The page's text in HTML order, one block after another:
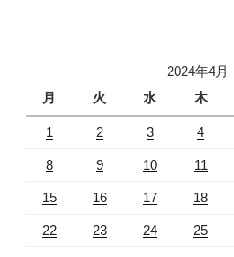
2024年4月
月
火 水 木
1 2 3 4
8 9 10 11
15 16 17 18
22 23 24 25